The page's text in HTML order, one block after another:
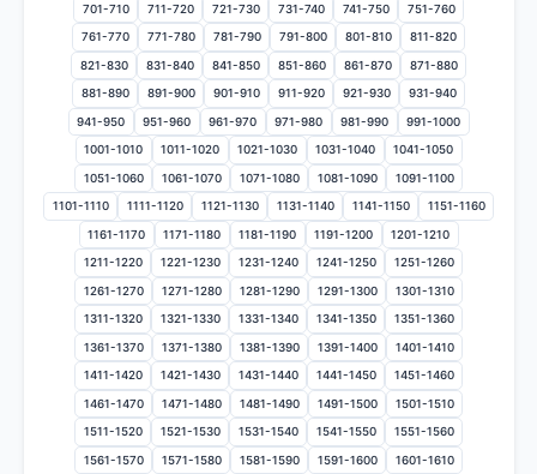
701-710 711-720 721-730 731-740 741-750 751-760
761-770 771-780 781-790 791-800 801-810 811-820
821-830 831-840 841-850 851-860 861-870 871-880
881-890 891-900 901-910 911-920 921-930 931-940
941-950 951-960 961-970 971-980 981-990 991-1000
1001-1010 1011-1020 1021-1030 1031-1040 1041-1050
1051-1060 1061-1070 1071-1080 1081-1090 1091-1100
1101-1110 1111-1120 1121-1130 1131-1140 1141-1150 1151-1160
1161-1170 1171-1180 1181-1190 1191-1200 1201-1210
1211-1220 1221-1230 1231-1240 1241-1250 1251-1260
1261-1270 1271-1280 1281-1290 1291-1300 1301-1310
1311-1320 1321-1330 1331-1340 1341-1350 1351-1360
1361-1370 1371-1380 1381-1390 1391-1400 1401-1410
1411-1420 1421-1430 1431-1440 1441-1450 1451-1460
1461-1470 1471-1480 1481-1490 1491-1500 1501-1510
1511-1520 1521-1530 1531-1540 1541-1550 1551-1560
1561-1570 1571-1580 1581-1590 1591-1600 1601-1610